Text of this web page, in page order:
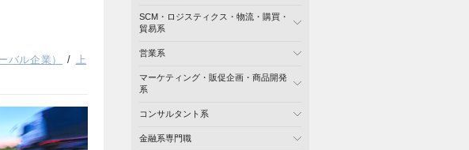
バル企業）
上
SCM・ロジスティクス・物流・購買・
貿易系
営業系
マーケティング・販促企画・商品開発
系
コンサルタント系
金融系専門職